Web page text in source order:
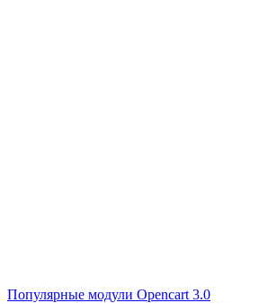
Популярные модули Opencart 3.0